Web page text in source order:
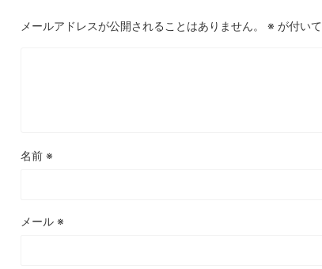
メールアドレスが公開されることはありません。 ※ が付い
名前 ※
メール ※